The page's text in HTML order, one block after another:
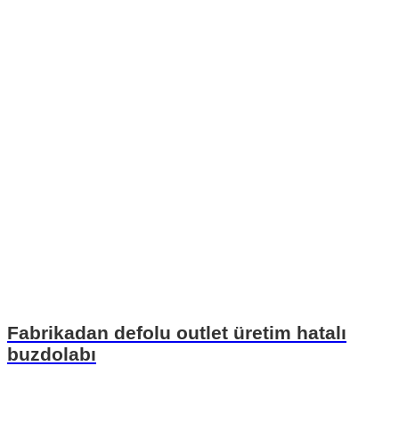
Fabrikadan defolu outlet üretim hatalı
buzdolabı